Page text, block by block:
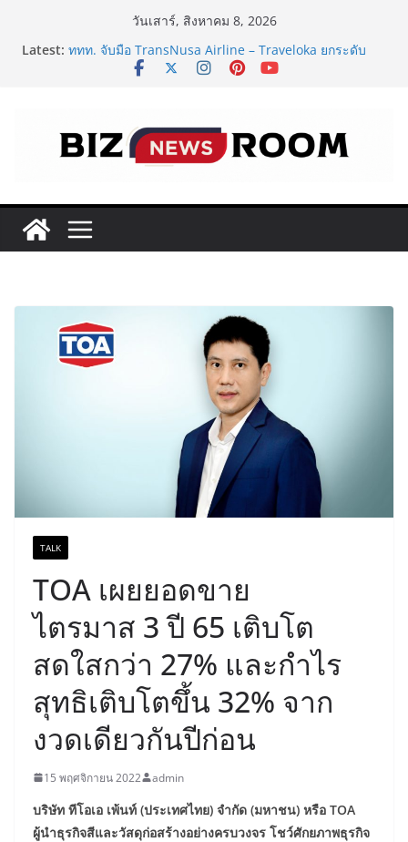
วันเสาร์, สิงหาคม 8, 2026
Latest: ททท. จับมือ TransNusa Airline – Traveloka ยกระดับ
การเชื่อมโยงไทย–อินโดนีเซีย ดันไทยสู่จุดหมายปลายทาง
ครั้งแรกของไทย! กกท.พลิกโฉมการชมเอเชียนเกมส์ ด้วย
แคมเปญ ‘#มากกว่ามหกรรมกีฬา ALL IN ASIAN GAMES’
Vitafoods Asia 2026 ตัวเร่งอุตสาหกรรมสารสกัดไทย ชู
‘RAKSAPHAN’ เปิดฉากคอลเลกชันระดับมาสเตอร์พีซคอล
เลกชันแรก รังสรรค์ “ผ้าลายน้ำไหล” สู่ชิ้นงานศิลปะสะสม
สุดลิมิเต็ด ถ่ายทอดภูมิปัญญาท้องถิ่นสู่สุนทรียภาพระดับ
Bank เชื่อมทุน–ความรู้ หนุนธุรกิจอาหารไทย
TALK
TOA เผยยอดขาย
ไตรมาส 3 ปี 65 เติบโต
สดใสกว่า 27% และกำไร
สุทธิเติบโตขึ้น 32% จาก
งวดเดียวกันปีก่อน
15 พฤศจิกายน 2022 admin
บริษัท ทีโอเอ เพ้นท์ (ประเทศไทย) จำกัด (มหาชน) หรือ TOA
ผู้นำธุรกิจสีและวัสดุก่อสร้างอย่างครบวงจร โชว์ศักยภาพธุรกิจ